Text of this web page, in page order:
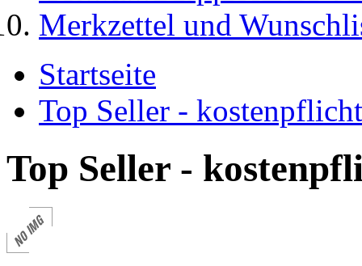
Merkzettel und
Startseite
Top Seller -
Top Seller -